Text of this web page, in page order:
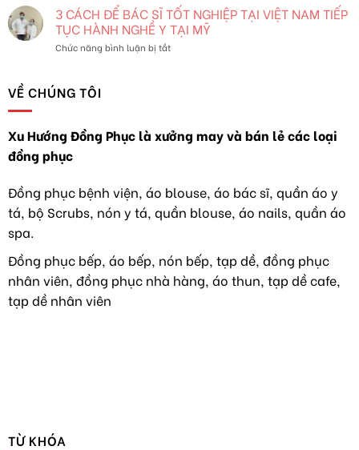
hướng
đồng
phục
phục
vụ
cafe
pha
tá
điều
dưỡng
bác
lên
trang
như
hoa
3 CÁCH ĐỂ BÁC SĨ TỐT NGHIỆP TẠI VIỆT NAM TIẾP
TỤC HÀNH NGHỀ Y TẠI MỸ
Chức năng bình luận bị tắtở
TỐT
NGHIỆP
TIẾP
TỤC
TẠI
MỸ
VỀ CHÚNG TÔI
Xu Hướng Đồng Phục là xưởng may và bán lẻ các loại
đồng phục
Đồng phục bệnh viện, áo blouse, áo bác sĩ, quần áo y
tá, bộ Scrubs, nón y tá, quần blouse, áo nails, quần áo
spa.
Đồng phục bếp, áo bếp, nón bếp, tạp dề, đồng phục
nhân viên, đồng phục nhà hàng, áo thun, tạp dề cafe,
tạp dề nhân viên
TỪ KHÓA